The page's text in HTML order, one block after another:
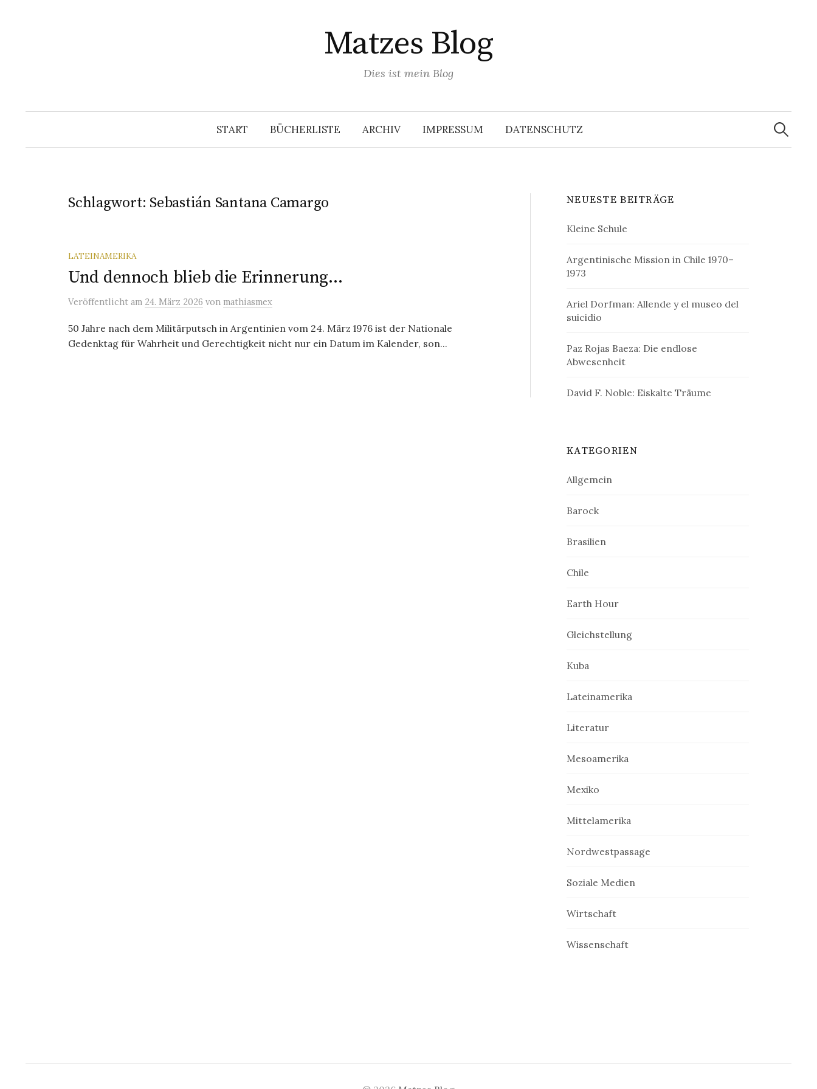
Matzes Blog
Dies ist mein Blog
START BÜCHERLISTE ARCHIV IMPRESSUM DATENSCHUTZ
Suchen
nach:
Schlagwort: Sebastián Santana Camargo
LATEINAMERIKA
Und dennoch blieb die Erinnerung…
Veröffentlicht am 24. März 2026 von mathiasmex
50 Jahre nach dem Militärputsch in Argentinien vom 24. März 1976 ist der Nationale
Gedenktag für Wahrheit und Gerechtigkeit nicht nur ein Datum im Kalender, son...
NEUESTE BEITRÄGE
Kleine Schule
Argentinische Mission in Chile 1970–
1973
Ariel Dorfman: Allende y el museo del
suicidio
Paz Rojas Baeza: Die endlose
Abwesenheit
David F. Noble: Eiskalte Träume
KATEGORIEN
Allgemein
Barock
Brasilien
Chile
Earth Hour
Gleichstellung
Kuba
Lateinamerika
Literatur
Mesoamerika
Mexiko
Mittelamerika
Nordwestpassage
Soziale Medien
Wirtschaft
Wissenschaft